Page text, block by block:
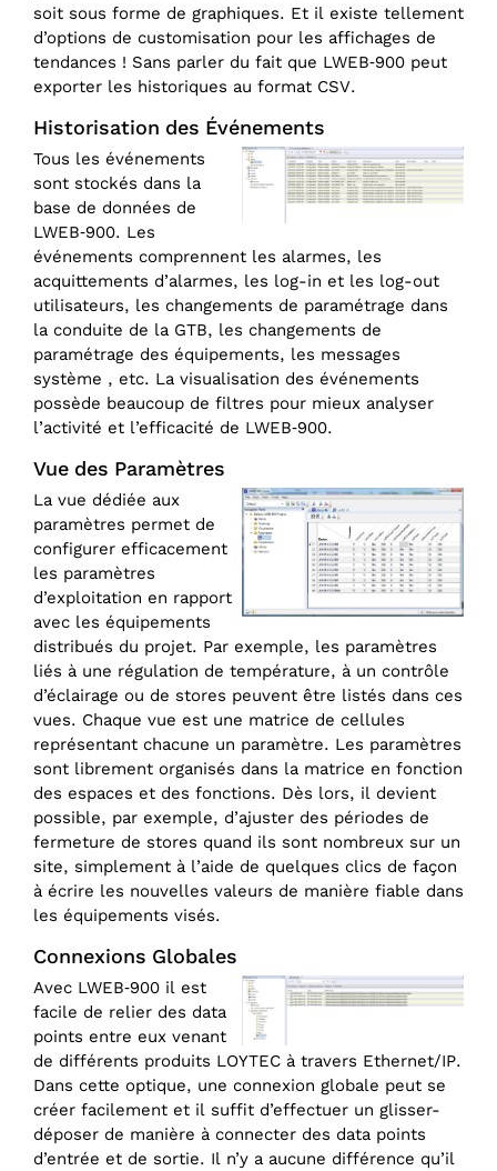
soit sous forme de graphiques. Et il existe tellement
d’options de customisation pour les affichages de
tendances ! Sans parler du fait que LWEB‑900 peut
exporter les historiques au format CSV.
Historisation des Événements
Tous les événements
sont stockés dans la
base de données de
LWEB‑900. Les
événements comprennent les alarmes, les
acquittements d’alarmes, les log-in et les log-out
utilisateurs, les changements de paramétrage dans
la conduite de la GTB, les changements de
paramétrage des équipements, les messages
système , etc. La visualisation des événements
possède beaucoup de filtres pour mieux analyser
l’activité et l’efficacité de LWEB‑900.
Vue des Paramètres
La vue dédiée aux
paramètres permet de
configurer efficacement
les paramètres
d’exploitation en rapport
avec les équipements
distribués du projet. Par exemple, les paramètres
liés à une régulation de température, à un contrôle
d’éclairage ou de stores peuvent être listés dans ces
vues. Chaque vue est une matrice de cellules
représentant chacune un paramètre. Les paramètres
sont librement organisés dans la matrice en fonction
des espaces et des fonctions. Dès lors, il devient
possible, par exemple, d’ajuster des périodes de
fermeture de stores quand ils sont nombreux sur un
site, simplement à l’aide de quelques clics de façon
à écrire les nouvelles valeurs de manière fiable dans
les équipements visés.
Connexions Globales
Avec LWEB‑900 il est
facile de relier des data
points entre eux venant
de différents produits LOYTEC à travers Ethernet/‌IP.
Dans cette optique, une connexion globale peut se
créer facilement et il suffit d’effectuer un glisser-
déposer de manière à connecter des data points
d’entrée et de sortie. Il n’y a aucune différence qu’il